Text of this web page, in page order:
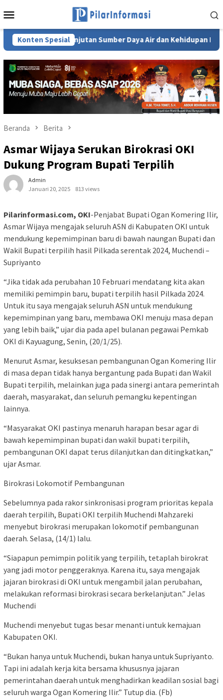
ke
Mobile
Konten SpesialSumber Daya Air dan Kehidupan Masyarakat
Beranda Berita
Asmar Wijaya Serukan Birokrasi OKI
Dukung Program Bupati Terpilih
Admin
Januari 20, 2025
813 views
Pilarinformasi.com, OKI-Penjabat Bupati Ogan Komering Ilir,
Asmar Wijaya mengajak seluruh ASN di Kabupaten OKI untuk
mendukung kepemimpinan baru di bawah naungan Bupati dan
Wakil Bupati terpilih hasil Pilkada serentak 2024, Muchendi –
Supriyanto
“Jika tidak ada perubahan 10 Februari mendatang kita akan
memiliki pemimpin baru, bupati terpilih hasil Pilkada 2024.
Untuk itu saya mengajak seluruh ASN untuk mendukung
kepemimpinan yang baru, membawa OKI menuju masa depan
yang lebih baik,” ujar dia pada apel bulanan pegawai Pemkab
OKI di Kayuagung, Senin, (20/1/25).
Menurut Asmar, kesuksesan pembangunan Ogan Komering Ilir
di masa depan tidak hanya bergantung pada Bupati dan Wakil
Bupati terpilih, melainkan juga pada sinergi antara pemerintah
daerah, masyarakat, dan seluruh pemangku kepentingan
lainnya.
“Masyarakat OKI pastinya menaruh harapan besar agar di
bawah kepemimpinan bupati dan wakil bupati terpilih,
pembangunan OKI dapat terus dilanjutkan dan ditingkatkan,”
ujar Asmar.
Birokrasi Lokomotif Pembangunan
Sebelumnya pada rakor sinkronisasi program prioritas kepala
daerah terpilih, Bupati OKI terpilih Muchendi Mahzareki
menyebut birokrasi merupakan lokomotif pembangunan
daerah. Selasa, (14/1) lalu.
“Siapapun pemimpin politik yang terpilih, tetaplah birokrat
yang jadi motor penggeraknya. Karena itu, saya mengajak
jajaran birokrasi di OKI untuk mengambil jalan perubahan,
melakukan reformasi birokrasi secara berkelanjutan.” Jelas
Muchendi
Muchendi menyebut tugas besar menanti untuk kemajuan
Kabupaten OKI.
“Bukan hanya untuk Muchendi, bukan hanya untuk Supriyanto.
Tapi ini adalah kerja kita bersama khususnya jajaran
pemerintahan daerah untuk menghadirkan keadilan sosial bagi
seluruh warga Ogan Komering Ilir.” Tutup dia. (Fb)